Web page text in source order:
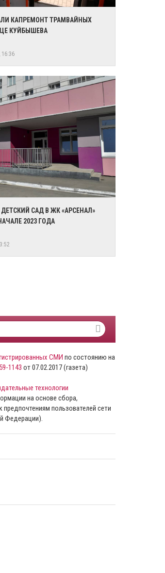
КАПРЕМОНТ ТРАМВАЙНЫХ
КУЙБЫШЕВА
16:36
САД В ЖК «АРСЕНАЛ»
2023 ГОДА
СМИ по состоянию на
1143 от 07.02.2017 (газета)
технологии
на основе сбора,
пользователей сети
Федерации).